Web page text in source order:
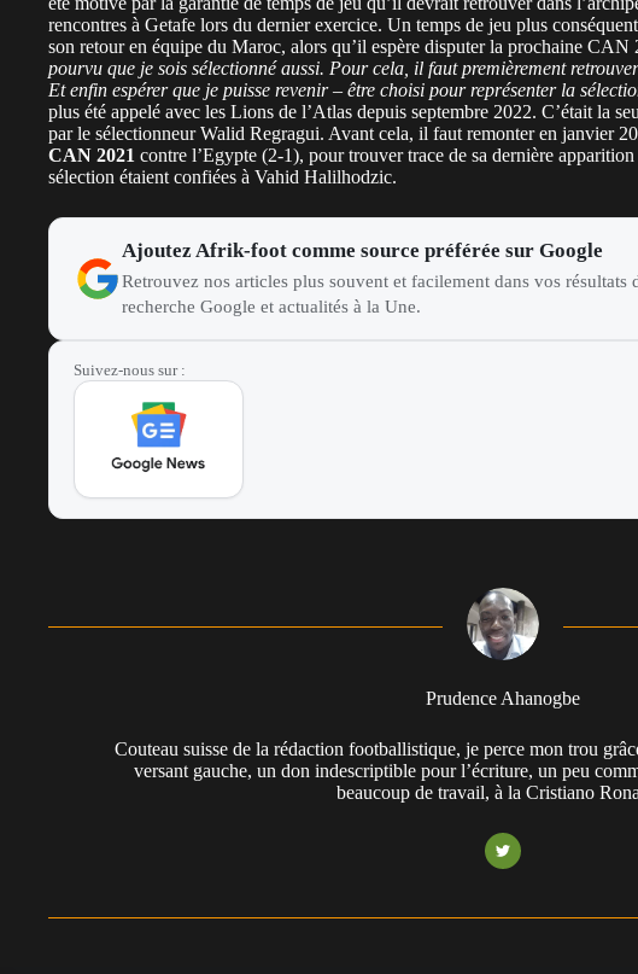
rencontres à Getafe lors du dernier exercice. Un temps de jeu plus
son retour en équipe du Maroc, alors qu’il espère disputer la prochaine CAN
pourvu que je sois sélectionné aussi. Pour cela, il faut premièrement
Et enfin espérer que je puisse revenir – être choisi pour représenter la
plus été appelé avec les Lions de l’Atlas depuis septembre 2022. C’était la
par le sélectionneur Walid Regragui. Avant cela, il faut remonter en janvier
CAN 2021 contre l’Egypte (2-1), pour trouver trace de sa dernière
sélection étaient confiées à Vahid Halilhodzic.
Ajoutez Afrik-foot comme source préférée sur Google
Retrouvez nos articles plus souvent et facilement dans vos résultats
recherche Google et actualités à la Une.
Suivez-nous sur :
Prudence Ahanogbe
Couteau suisse de la rédaction footballistique, je perce mon trou
versant gauche, un don indescriptible pour l’écriture, un peu
beaucoup de travail, à la Cristiano